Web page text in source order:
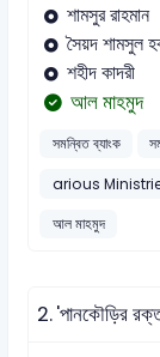
শামসুর রাহমান
সৈয়দ শামসুল
শহীদ কাদরী
আল মাহমুদ
সমন্বিত ব্যাংক
arious
আল মাহমুদ
2.'পানকৌড়ির